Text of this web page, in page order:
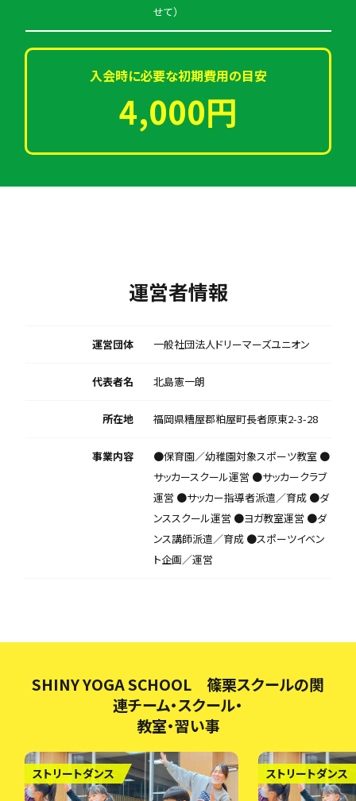
せて）
入会時に必要な初期費用の目安
4,000円
運営者情報
運営団体 一般社団法人ドリーマーズユニオン
代表者名 北島憲一朗
所在地 福岡県糟屋郡粕屋町長者原東2-3-28
事業内容
●保育園／幼稚園対象スポーツ教室 ●
サッカースクール運営 ●サッカークラブ
運営 ●サッカー指導者派遣／育成 ●ダ
ンススクール運営 ●ヨガ教室運営 ●ダ
ンス講師派遣／育成 ●スポーツイベン
ト企画／運営
SHINY YOGA SCHOOL 篠栗スクールの関
連チーム・スクール・
教室・習い事
ストリートダンス ストリートダンス